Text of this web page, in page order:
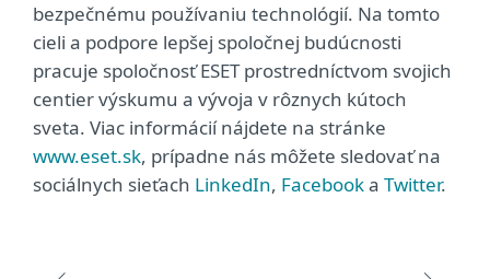
bezpečnému používaniu technológií. Na tomto
cieli a podpore lepšej spoločnej budúcnosti
pracuje spoločnosť ESET prostredníctvom svojich
centier výskumu a vývoja v rôznych kútoch
sveta. Viac informácií nájdete na stránke
www.eset.sk, prípadne nás môžete sledovať na
sociálnych sieťach LinkedIn, Facebooka Twitter.